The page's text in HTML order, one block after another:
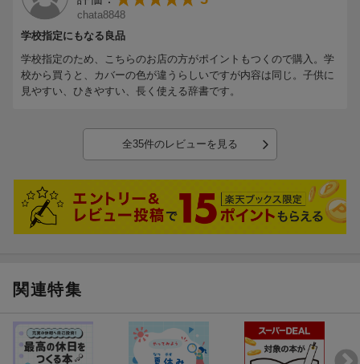
chata8848
学校指定にもなる良品
学校指定のため、こちらのお店の方がポイントもつくので購入。学
校から買うと、カバーの色が違うらしいですが内容は同じ。子供に
見やすい、ひきやすい、長く使える辞書です。
全35件のレビューを見る
関連特集